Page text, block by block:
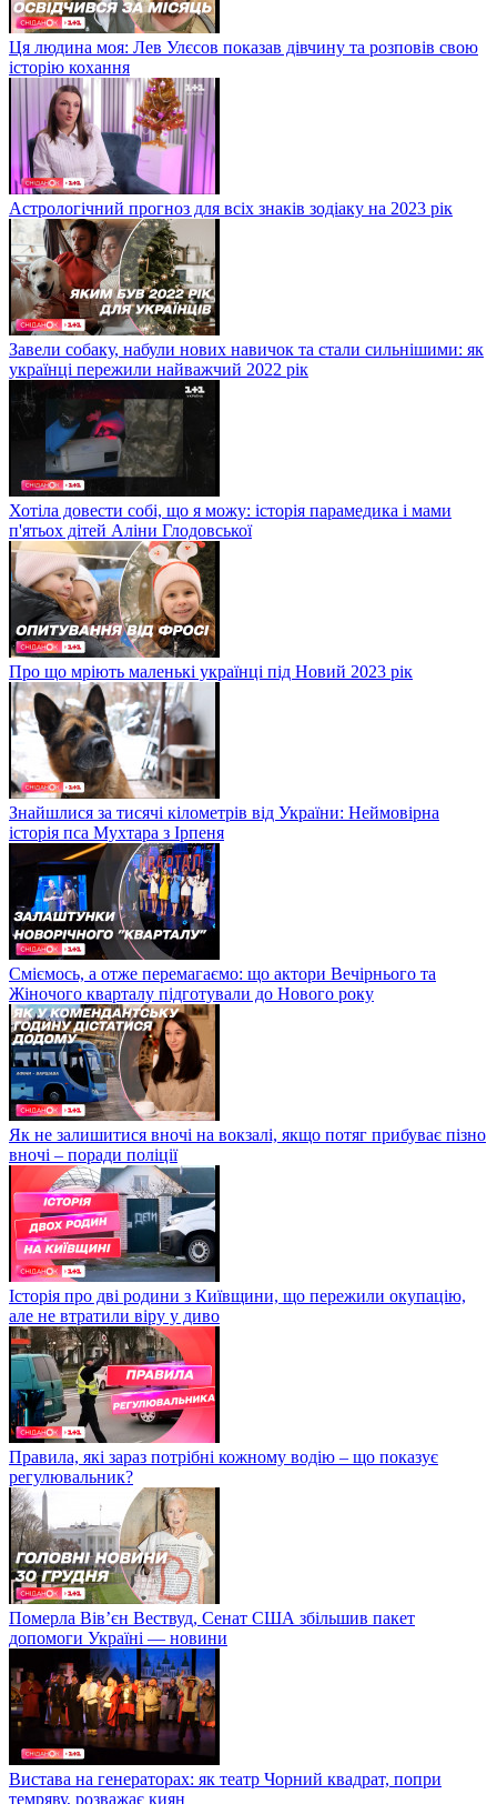
Ця людина моя: Лев Улєсов показав дівчину та розповів свою
історію кохання
Астрологічний прогноз для всіх знаків зодіаку на 2023 рік
Завели собаку, набули нових навичок та стали сильнішими: як
українці пережили найважчий 2022 рік
Хотіла довести собі, що я можу: історія парамедика і мами
п'ятьох дітей Аліни Глодовської
Про що мріють маленькі українці під Новий 2023 рік
Знайшлися за тисячі кілометрів від України: Неймовірна
історія пса Мухтара з Ірпеня
Сміємось, а отже перемагаємо: що актори Вечірнього та
Жіночого кварталу підготували до Нового року
Як не залишитися вночі на вокзалі, якщо потяг прибуває пізно
вночі – поради поліції
Історія про дві родини з Київщини, що пережили окупацію,
але не втратили віру у диво
Правила, які зараз потрібні кожному водію – що показує
регулювальник?
Померла Вівʼєн Вествуд, Сенат США збільшив пакет
допомоги Україні — новини
Вистава на генераторах: як театр Чорний квадрат, попри
темряву, розважає киян